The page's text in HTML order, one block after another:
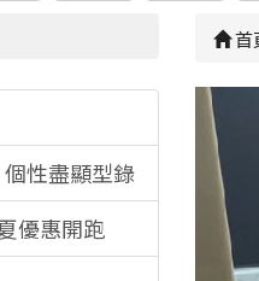
個性盡顯型錄
優惠開跑
首